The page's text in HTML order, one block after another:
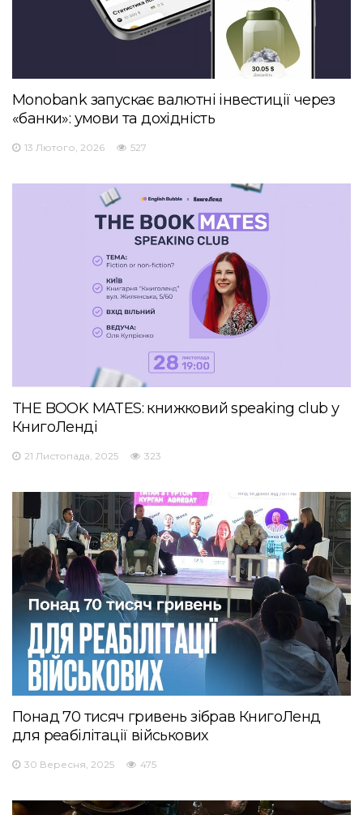
Monobank запускає валютні інвестиції через
«банки»: умови та дохідність
13 Лютого, 2026 527
THE BOOK MATES: книжковий speaking club у
КнигоЛенді
21 Листопада, 2025 323
Понад 70 тисяч гривень зібрав КнигоЛенд
для реабілітації військових
30 Вересня, 2025 475